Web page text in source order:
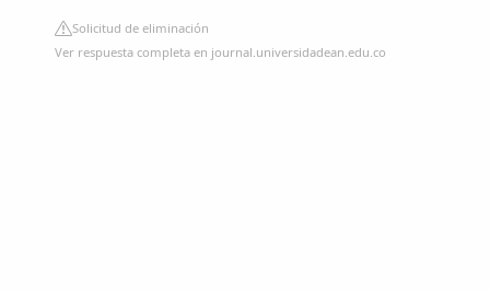
Solicitud de eliminación
Ver respuesta completa en journal.universidadean.edu.co